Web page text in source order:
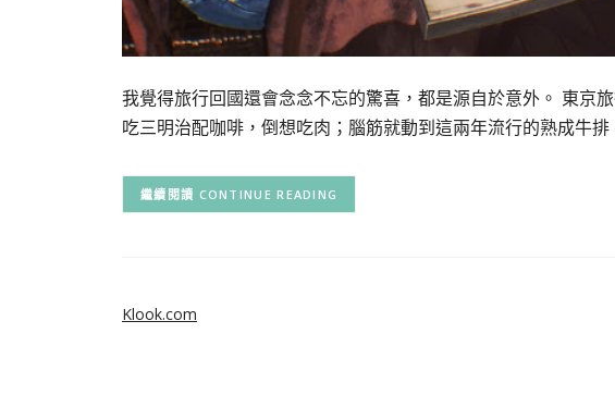
我覺得旅行回國還會念念不忘的驚喜，都是源自於意外。 東京
吃三明治配咖啡，倒想吃肉；腦筋就動到這兩年流行的熟成牛
CONTINUE READING
Klook.com